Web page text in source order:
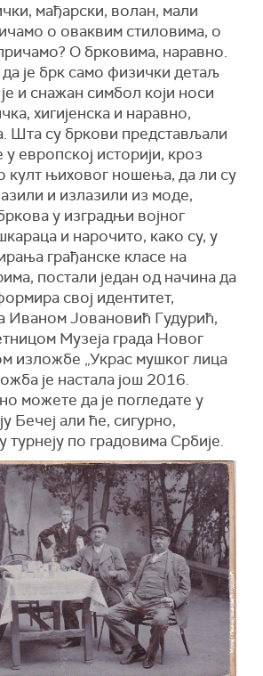
мађарски, волан, мали
о оваквим стиловима, о
О брковима, наравно.
је брк само физички детаљ
и снажан симбол који носи
хигијенска и наравно,
Шта су бркови представљали
у европској историји, кроз
култ њиховог ношења, да ли су
и излазили из моде,
у изградњи војног
и нарочито, како су, у
грађанске класе на
постали један од начина да
свој идентитет,
Иваном Јовановић Гудурић,
Музеја града Новог
изложбе „Украс мушког лица
је настала још 2016.
можете да је погледате у
Бечеј али ће, сигурно,
турнеју по градовима Србије.